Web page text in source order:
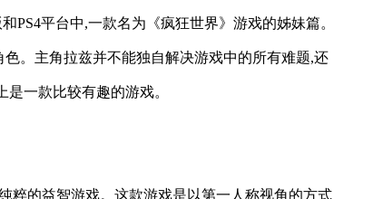
PS4平台中,一款名为《疯狂世界》游戏的姊妹篇。
。主角拉兹并不能独自解决游戏中的所有难题,还
一款比较有趣的游戏。
粹的益智游戏。这款游戏是以第一人称视角的方式